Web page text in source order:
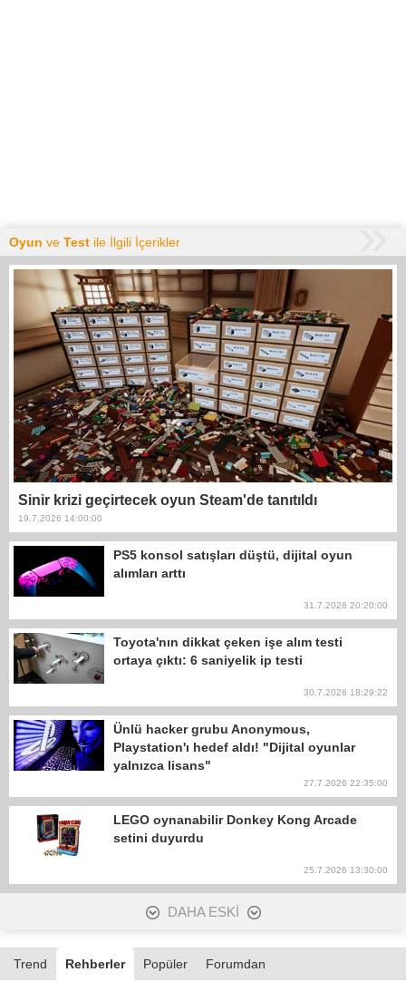
Oyun ve Test ile İlgili İçerikler
Sinir krizi geçirtecek oyun Steam'de tanıtıldı
19.7.2026 14:00:00
PS5 konsol satışları düştü, dijital oyun
alımları arttı
31.7.2026 20:20:00
Toyota'nın dikkat çeken işe alım testi
ortaya çıktı: 6 saniyelik ip testi
30.7.2026 18:29:22
Ünlü hacker grubu Anonymous,
Playstation'ı hedef aldı! "Dijital oyunlar
yalnızca lisans"
27.7.2026 22:35:00
LEGO oynanabilir Donkey Kong Arcade
setini duyurdu
25.7.2026 13:30:00
DAHA ESKİ
Trend Rehberler Popüler Forumdan